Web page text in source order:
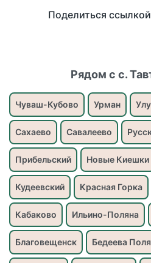
Поделиться
Рядом с с.
Чуваш-Кубово Урман
Сахаево Савалеево
Прибельский Новые Киешки
Кудеевский Красная Горка
Кабаково Ильино-Поляна
Благовещенск Бедеева